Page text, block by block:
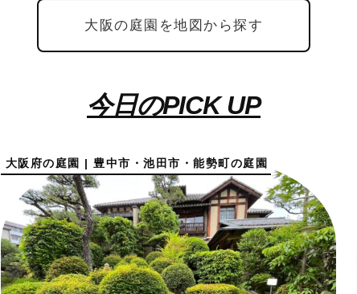
大阪の庭園を地図から探す
今日のPICK UP
大阪府の庭園 | 豊中市・池田市・能勢町の庭園